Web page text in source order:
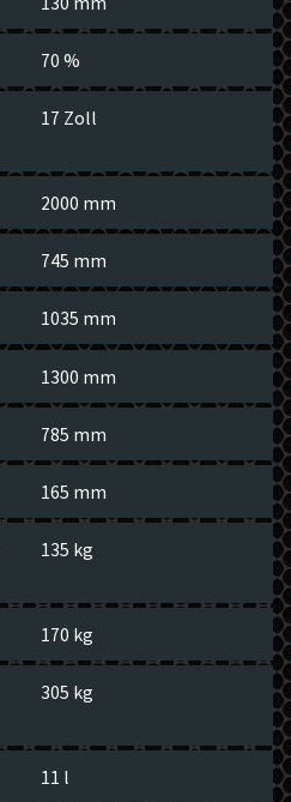
70 %
17 Zoll
2000 mm
745 mm
1035 mm
1300 mm
785 mm
165 mm
135 kg
170 kg
305 kg
11 l